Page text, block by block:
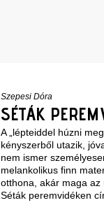
Szepesi Dóra
SÉTÁK
A „lépteiddel húzni
kényszerből utazik,
nem ismer
melankolikus finn
otthona, akár maga az
Séták peremvidéken